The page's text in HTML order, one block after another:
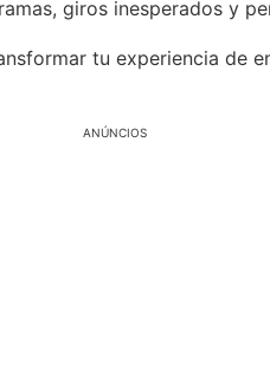
giros inesperados y
tu experiencia de
ANÚNCIOS